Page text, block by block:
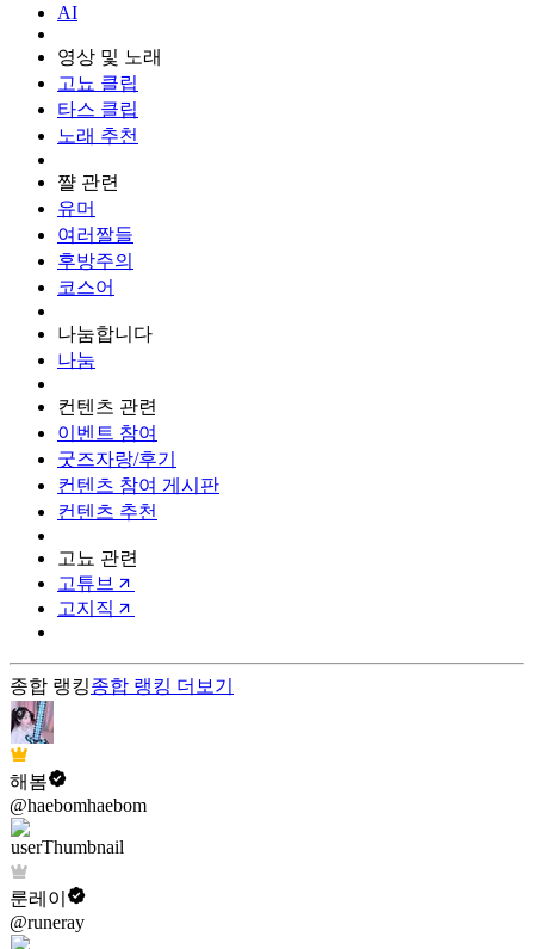
AI
영상 및 노래
고뇨 클립
타스 클립
노래 추천
쨜 관련
유머
여러짤들
후방주의
코스어
나눔합니다
나눔
컨텐츠 관련
이벤트 참여
굿즈자랑/후기
컨텐츠 참여 게시판
컨텐츠 추천
고뇨 관련
고튜브
고지직
종합 랭킹종합 랭킹 더보기
해봄
@haebomhaebom
룬레이
@runeray